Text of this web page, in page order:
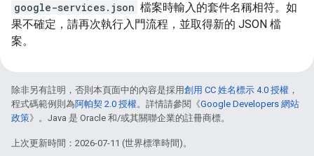
google-services.json 檔案時輸入的套件名稱相符。如
果不確定，請再次執行入門流程，並取得新的 JSON 檔
案。
除非另有註明，否則本頁面中的內容是採用創用 CC 姓名標示 4.0 授權 ，
程式碼範例則為阿帕契 2.0 授權。詳情請參閱《Google Developers 網站
政策》。Java 是 Oracle 和/或其關聯企業的註冊商標。
上次更新時間：2026-07-11 (世界標準時間)。